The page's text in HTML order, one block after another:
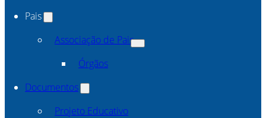
Pais
Associação de Pais
Órgãos
Documentos
Projeto Educativo